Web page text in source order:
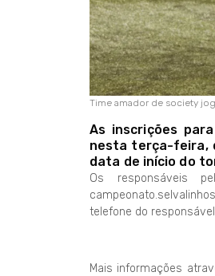
Time amador de society
As inscrições
nesta terça-feira,
data de início do
Os responsáveis
telefone do
Mais informações